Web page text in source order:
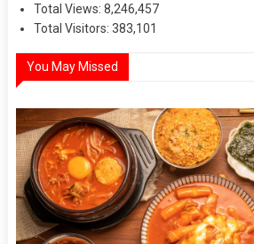
Total Views: 8,246,457
Total Visitors: 383,101
You May Missed